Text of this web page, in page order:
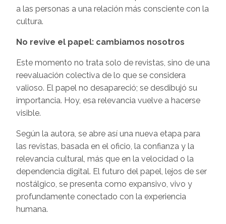
a las personas a una relación más consciente con la
cultura.
No revive el papel: cambiamos nosotros
Este momento no trata solo de revistas, sino de una
reevaluación colectiva de lo que se considera
valioso. El papel no desapareció; se desdibujó su
importancia. Hoy, esa relevancia vuelve a hacerse
visible.
Según la autora, se abre así una nueva etapa para
las revistas, basada en el oficio, la confianza y la
relevancia cultural, más que en la velocidad o la
dependencia digital. El futuro del papel, lejos de ser
nostálgico, se presenta como expansivo, vivo y
profundamente conectado con la experiencia
humana.